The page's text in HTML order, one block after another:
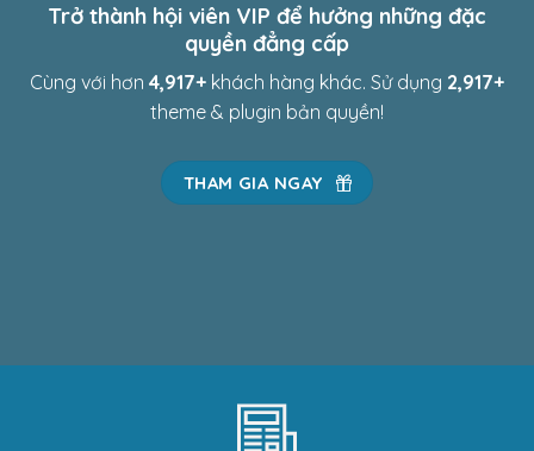
Trở thành hội viên VIP để hưởng những đặc
quyền đẳng cấp
Cùng với hơn 4,969+ khách hàng khác. Sử dụng 2,969+
theme & plugin bản quyền!
THAM GIA NGAY